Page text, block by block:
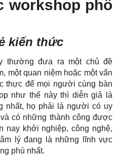
workshop phổ
kiến thức
thường đưa ra một chủ đề
một quan niệm hoặc một vấn
thực để mọi người cùng bàn
như thế này thì diễn giả là
nhất, họ phải là người có uy
có những thành công được
nay khởi nghiệp, công nghệ,
lý đang là những lĩnh vực
phú nhất.